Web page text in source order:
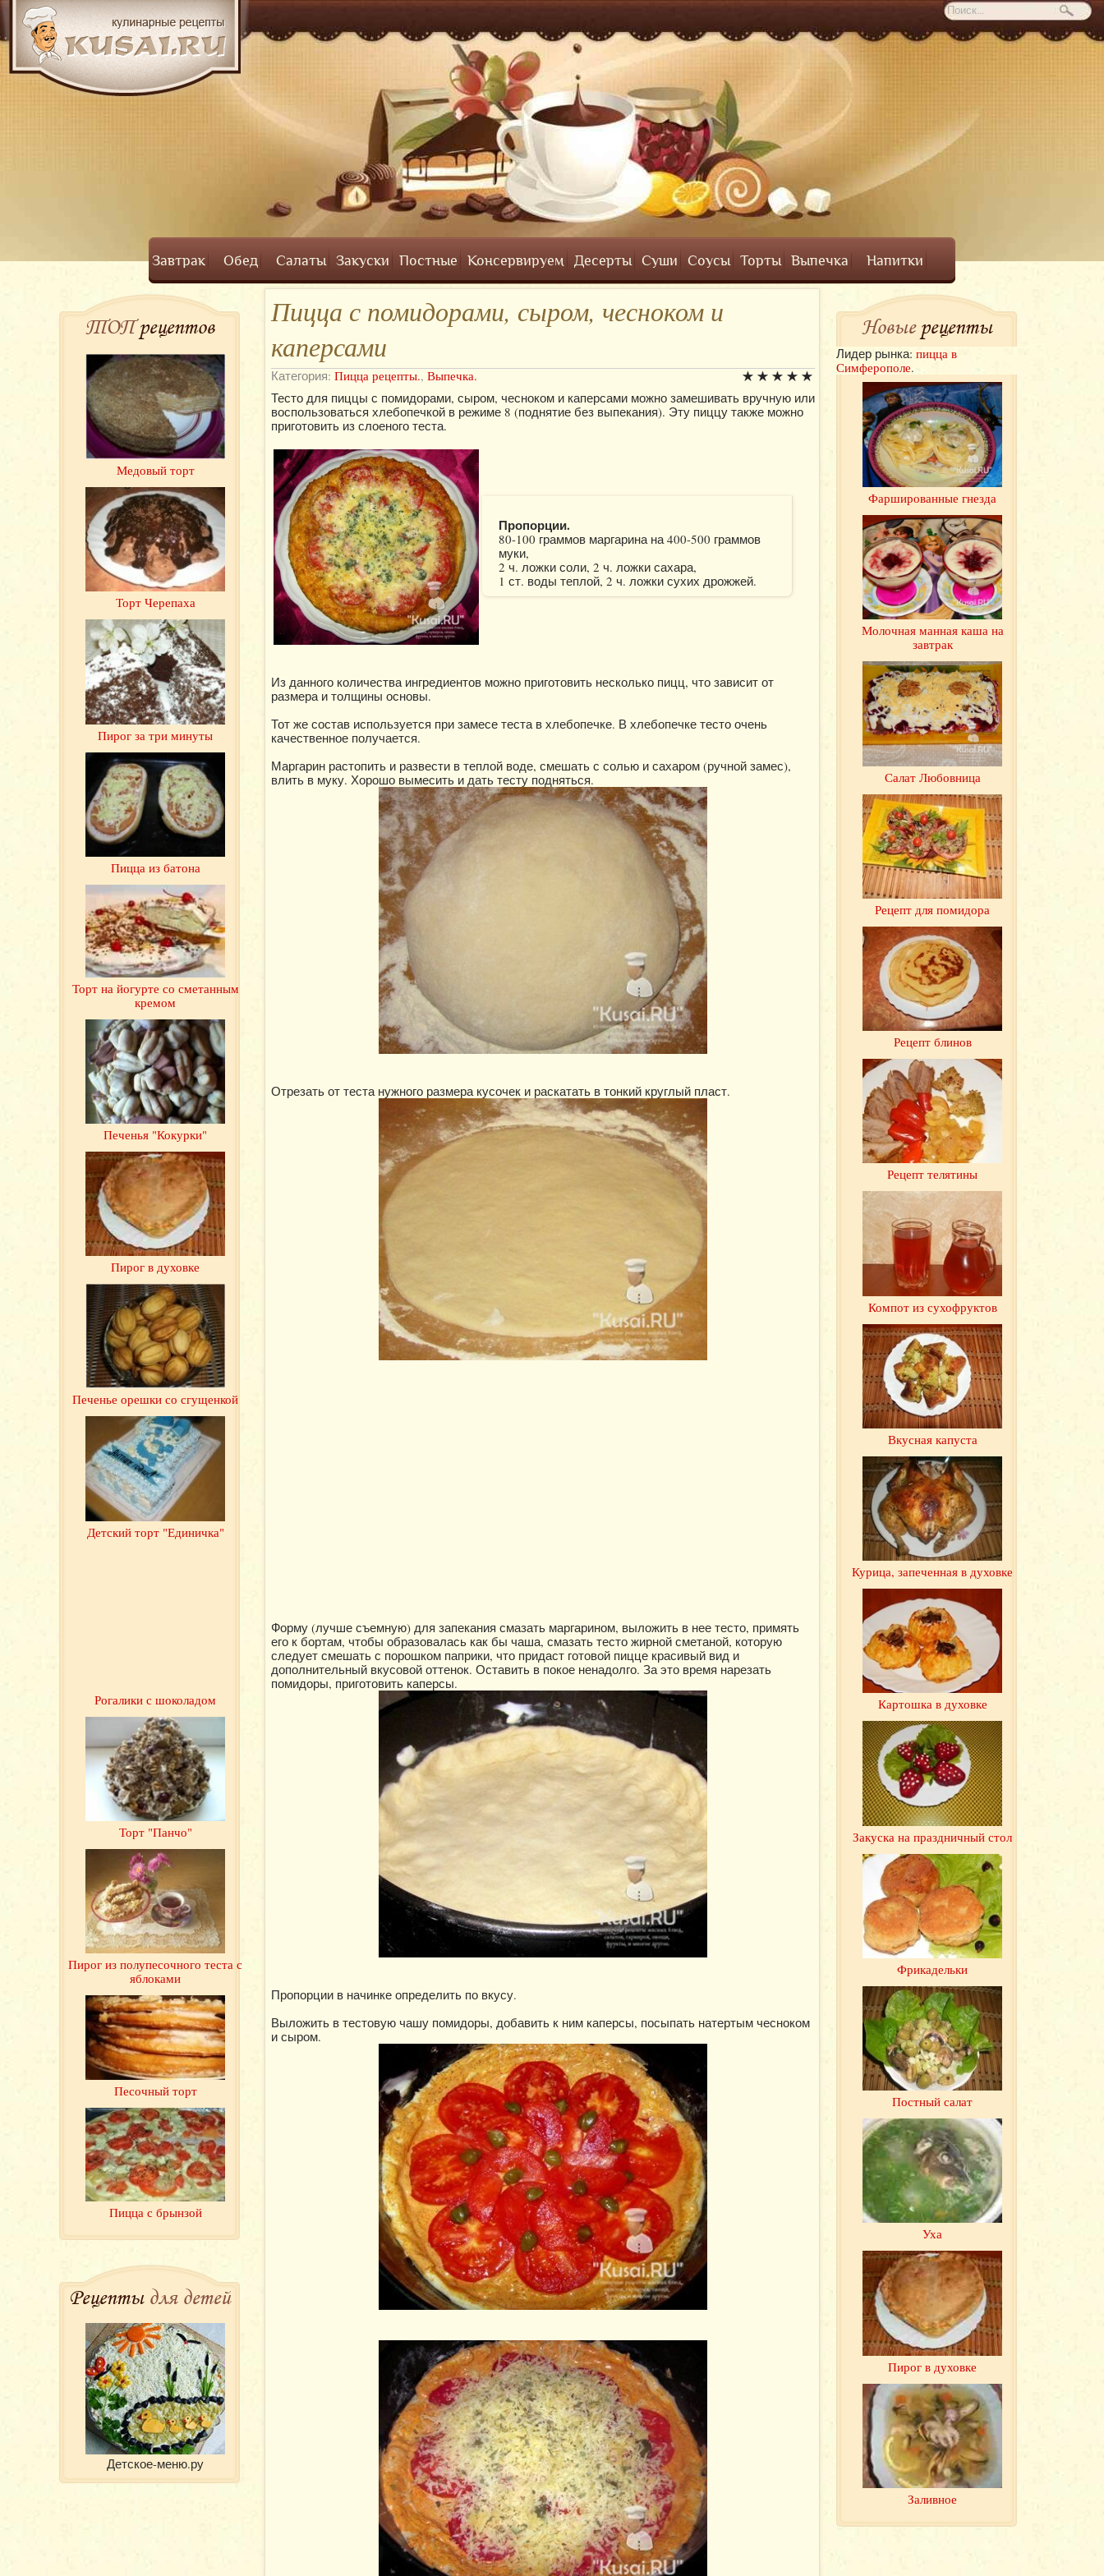
Завтрак Обед Салаты Закуски Постные Консервируем Десерты Суши Соусы Торты Выпечка Напитки
Пицца с помидорами, сыром, чесноком и
каперсами
Категория: Пицца рецепты., Выпечка.
Тесто для пиццы с помидорами, сыром, чесноком и каперсами можно замешивать вручную или
воспользоваться хлебопечкой в режиме 8 (поднятие без выпекания). Эту пиццу также можно
приготовить из слоеного теста.
Пропорции.
80-100 граммов маргарина на 400-500 граммов
муки,
2 ч. ложки соли, 2 ч. ложки сахара,
1 ст. воды теплой, 2 ч. ложки сухих дрожжей.
Из данного количества ингредиентов можно приготовить несколько пицц, что зависит от
размера и толщины основы.
Тот же состав используется при замесе теста в хлебопечке. В хлебопечке тесто очень
качественное получается.
Маргарин растопить и развести в теплой воде, смешать с солью и сахаром (ручной замес),
влить в муку. Хорошо вымесить и дать тесту подняться.
Отрезать от теста нужного размера кусочек и раскатать в тонкий круглый пласт.
Форму (лучше съемную) для запекания смазать маргарином, выложить в нее тесто, примять
его к бортам, чтобы образовалась как бы чаша, смазать тесто жирной сметаной, которую
следует смешать с порошком паприки, что придаст готовой пицце красивый вид и
дополнительный вкусовой оттенок. Оставить в покое ненадолго. За это время нарезать
помидоры, приготовить каперсы.
Пропорции в начинке определить по вкусу.
Выложить в тестовую чашу помидоры, добавить к ним каперсы, посыпать натертым чесноком
и сыром.
ТОПрецептов
Медовый торт
Торт Черепаха
Пирог за три минуты
Пицца из батона
Торт на йогурте со сметанным
кремом
Печенья "Кокурки"
Пирог в духовке
Печенье орешки со сгущенкой
Детский торт "Единичка"
Рогалики с шоколадом
Торт "Панчо"
Пирог из полупесочного теста с
яблоками
Песочный торт
Пицца с брынзой
Рецепты для детей
Детское-меню.ру
Новыерецепты
Лидер рынка: пицца в
Симферополе.
Фаршированные гнезда
Молочная манная каша на
завтрак
Салат Любовница
Рецепт для помидора
Рецепт блинов
Рецепт телятины
Компот из сухофруктов
Вкусная капуста
Курица, запеченная в духовке
Картошка в духовке
Закуска на праздничный стол
Фрикадельки
Постный салат
Уха
Пирог в духовке
Заливное